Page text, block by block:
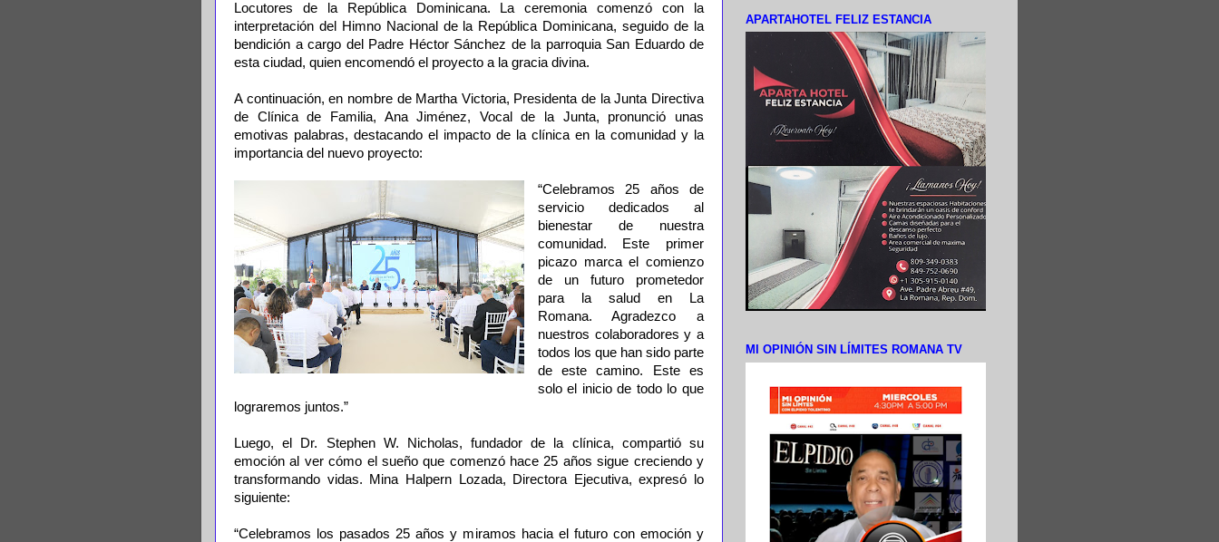
Locutores de la República Dominicana. La ceremonia comenzó con la
interpretación del Himno Nacional de la República Dominicana, seguido de la
bendición a cargo del Padre Héctor Sánchez de la parroquia San Eduardo de
esta ciudad, quien encomendó el proyecto a la gracia divina.
A continuación, en nombre de Martha Victoria, Presidenta de la Junta Directiva
de Clínica de Familia, Ana Jiménez, Vocal de la Junta, pronunció unas
emotivas palabras, destacando el impacto de la clínica en la comunidad y la
importancia del nuevo proyecto:
“Celebramos 25 años de
servicio dedicados al
bienestar de nuestra
comunidad. Este primer
picazo marca el comienzo
de un futuro prometedor
para la salud en La
Romana. Agradezco a
nuestros colaboradores y a
todos los que han sido parte
de este camino. Este es
solo el inicio de todo lo que
lograremos juntos.”
Luego, el Dr. Stephen W. Nicholas, fundador de la clínica, compartió su
emoción al ver cómo el sueño que comenzó hace 25 años sigue creciendo y
transformando vidas. Mina Halpern Lozada, Directora Ejecutiva, expresó lo
siguiente:
“Celebramos los pasados 25 años y miramos hacia el futuro con emoción y
APARTAHOTEL FELIZ ESTANCIA
MI OPINIÓN SIN LÍMITES ROMANA TV